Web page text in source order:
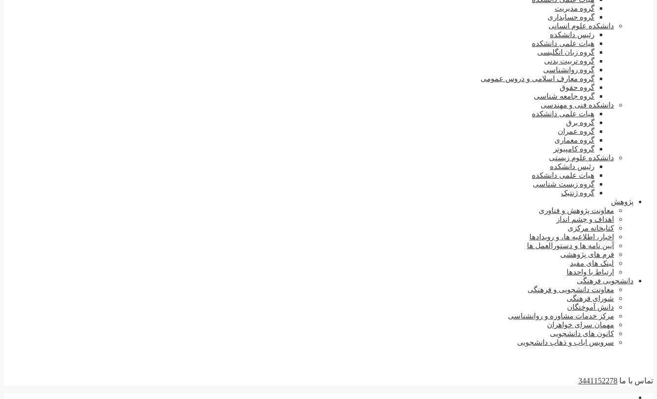
گروه مدیریت
گروه حسابداری
دانشکده علوم انسانی
رئیس دانشکده
هیات علمی دانشکده
گروه زبان انگلیسی
گروه تربیت بدنی
گروه روانشناسی
گروه معارف اسلامی و دروس عمومی
گروه حقوق
گروه جامعه شناسی
دانشکده فنی و مهندسی
هیات علمی دانشکده
گروه برق
گروه عمران
گروه معماری
گروه کامپیوتر
دانشکده علوم زیستی
رئیس دانشکده
هیات علمی دانشکده
گروه زیست شناسی
گروه ژنتیک
پژوهش
معاونت پژوهش و فناوری
اهداف و چشم انداز
کتابخانه مرکزی
اخبار، اطلاعیه ها، و رویدادها
آیین نامه ها و دستورالعمل ها
فرم های پژوهشی
لینک های مفید
ارتباط با واحدها
دانشجویی فرهنگی
معاونت دانشجویی و فرهنگی
شورای فرهنگی
دانش آموختگان
مرکز خدمات مشاوره و روانشناسی
مهمان سرای خواهران
کانون های دانشجویی
سرویس ایاب و ذهاب دانشجویی
تماس با ما 3441152278